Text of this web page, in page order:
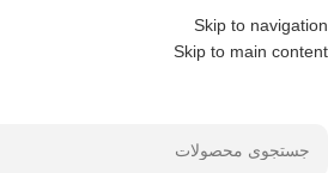
Skip to navigation
Skip to main content